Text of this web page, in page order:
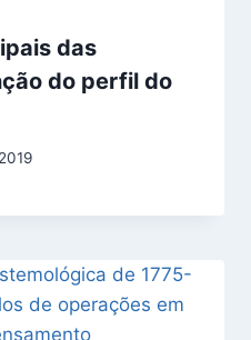
das
do perfil do